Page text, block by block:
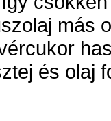
más
és olaj